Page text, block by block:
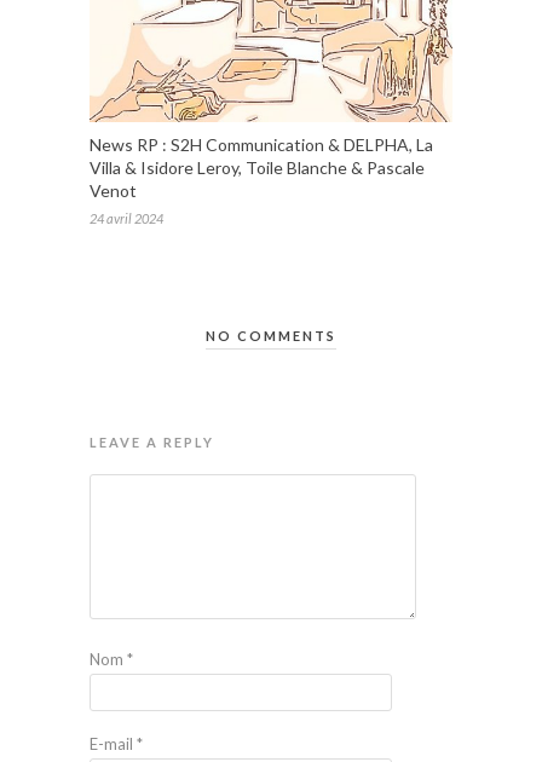
News RP : S2H Communication & DELPHA, La
Villa & Isidore Leroy, Toile Blanche & Pascale
Venot
24 avril 2024
NO COMMENTS
LEAVE A REPLY
Nom *
E-mail *